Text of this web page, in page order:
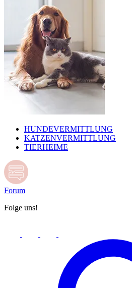
HUNDEVERMITTLUNG
KATZENVERMITTLUNG
TIERHEIME
Forum
Folge uns!